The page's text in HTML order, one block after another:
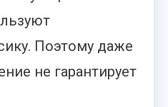
Поэтому даже
не гарантирует